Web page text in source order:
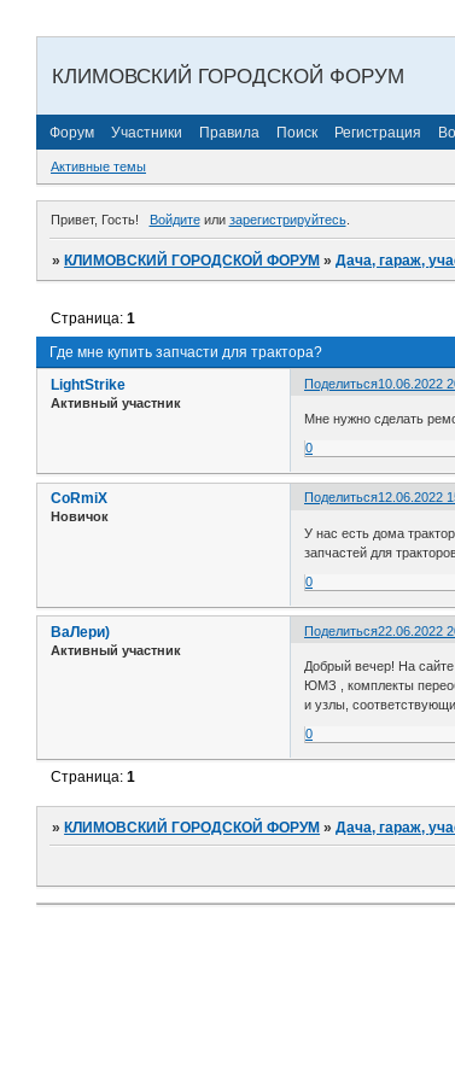
КЛИМОВСКИЙ ГОРОДСКОЙ ФОРУМ
Форум Участники Правила Поиск Регистрация
Активные темы
Привет, Гость! Войдитеили зарегистрируйтесь.
»КЛИМОВСКИЙ ГОРОДСКОЙ ФОРУМ »Дача, гараж,
Где мне купить запчасти для трактора?
Страница:1
Поделиться10.06.2022
LightStrike
Активный участник
Мне нужно сделать
0
Поделиться12.06.2022
CoRmiX
Новичок
У нас есть дома
запчастей для
0
Поделиться22.06.2022
ВаЛери)
Активный участник
Добрый вечер! На
ЮМЗ , комплекты
и узлы,
0
Страница:1
»КЛИМОВСКИЙ ГОРОДСКОЙ ФОРУМ »Дача, гараж,